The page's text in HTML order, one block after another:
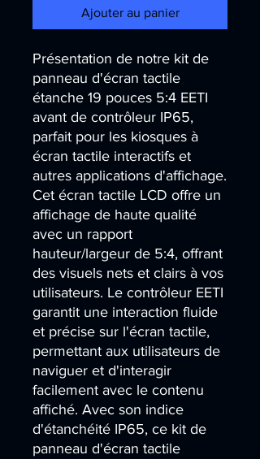
Ajouter au panier
Présentation de notre kit de
panneau d'écran tactile
étanche 19 pouces 5:4 EETI
avant de contrôleur IP65,
parfait pour les kiosques à
écran tactile interactifs et
autres applications d'affichage.
Cet écran tactile LCD offre un
affichage de haute qualité
avec un rapport
hauteur/largeur de 5:4, offrant
des visuels nets et clairs à vos
utilisateurs. Le contrôleur EETI
garantit une interaction fluide
et précise sur l'écran tactile,
permettant aux utilisateurs de
naviguer et d'interagir
facilement avec le contenu
affiché. Avec son indice
d'étanchéité IP65, ce kit de
panneau d'écran tactile